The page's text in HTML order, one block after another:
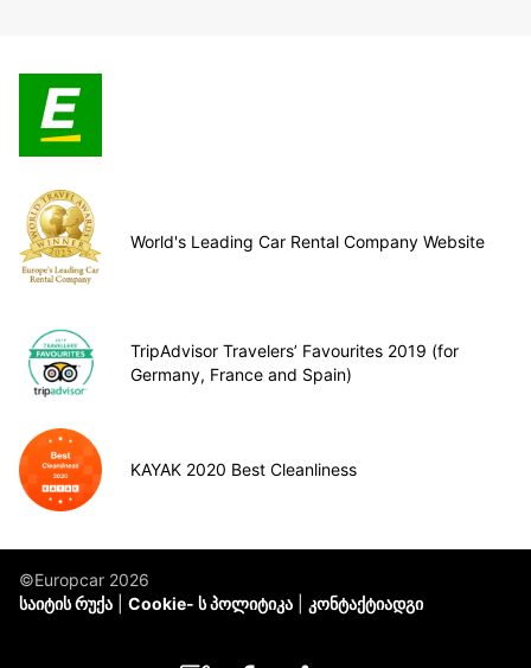
World's Leading Car Rental Company Website
TripAdvisor Travelers’ Favourites 2019 (for
Germany, France and Spain)
KAYAK 2020 Best Cleanliness
©Europcar 2026
საიტის რუქა
Cookie- ს პოლიტიკა კონტაქტიადგი